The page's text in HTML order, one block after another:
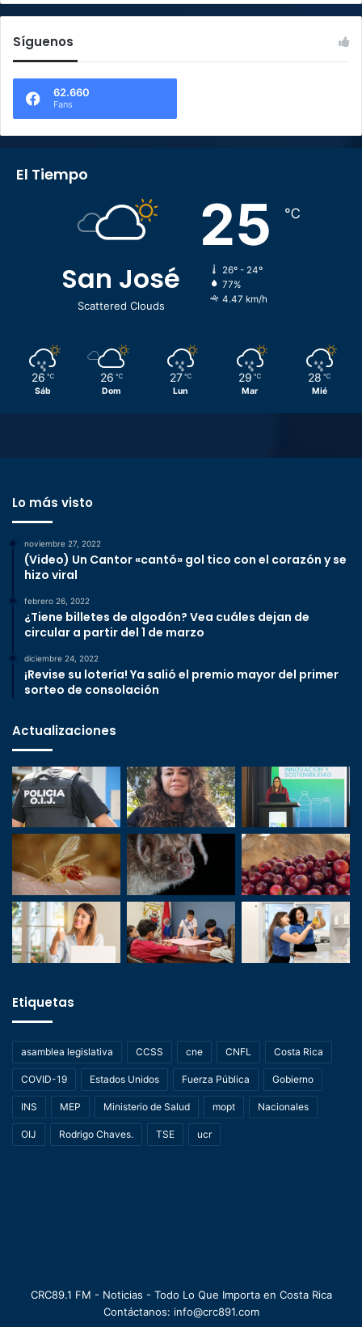
Síguenos
62.660
Fans
El Tiempo
San José
Scattered Clouds
25 ℃
26º - 24º
77%
4.47 km/h
26 ℃
Sáb
26 ℃
Dom
27 ℃
Lun
29 ℃
Mar
28 ℃
Mié
Lo más visto
noviembre 27, 2022
(Video) Un Cantor «cantó» gol tico con el corazón y se
hizo viral
febrero 26, 2022
¿Tiene billetes de algodón? Vea cuáles dejan de
circular a partir del 1 de marzo
diciembre 24, 2022
¡Revise su lotería! Ya salió el premio mayor del primer
sorteo de consolación
Actualizaciones
Etiquetas
asamblea legislativa CCSS cne CNFL Costa Rica
COVID-19 Estados Unidos Fuerza Pública Gobierno
INS MEP Ministerio de Salud mopt Nacionales
OIJ Rodrigo Chaves. TSE ucr
CRC89.1 FM - Noticias - Todo Lo Que Importa en Costa Rica
Contáctanos: info@crc891.com